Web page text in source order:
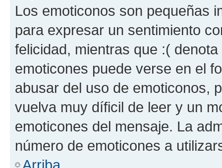
Los emoticonos son pequeñas
para expresar un sentimiento
felicidad, mientras que :(
emoticones puede verse en el
abusar del uso de emoticonos,
vuelva muy díficil de leer y un
emoticones del mensaje. La
número de emoticones a